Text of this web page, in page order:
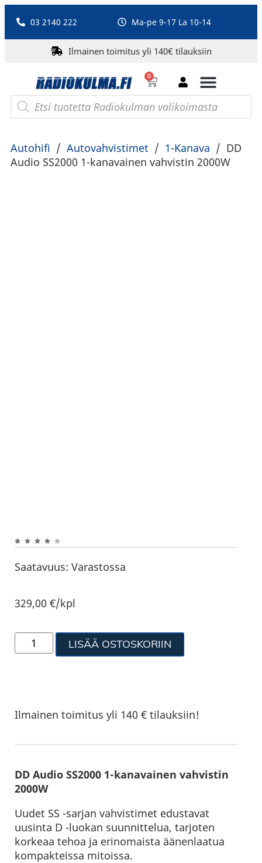
03 2140 222 Ma-pe 9-17 La 10-14
Ilmainen toimitus yli 140€ tilauksiin
0
Autohifi / Autovahvistimet / 1-Kanava / DD
Audio SS2000 1-kanavainen vahvistin 2000W
Saatavuus: Varastossa
329,00€/kpl
LISÄÄ OSTOSKORIIN
Ilmainen toimitus yli 140 € tilauksiin!
DD Audio SS2000 1-kanavainen vahvistin
2000W
Uudet SS -sarjan vahvistimet edustavat
uusinta D -luokan suunnittelua, tarjoten
korkeaa tehoa ja erinomaista äänenlaatua
kompakteissa mitoissa.